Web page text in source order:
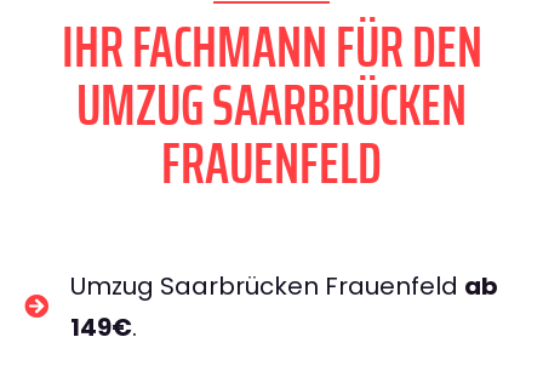
IHR FACHMANN FÜR DEN
UMZUG SAARBRÜCKEN
FRAUENFELD
Umzug Saarbrücken Frauenfeld ab
149€.